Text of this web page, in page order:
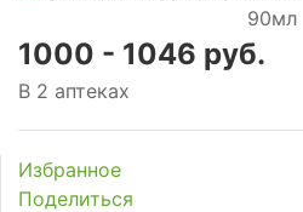
1000 - 1046 руб.
В 2 аптеках
Избранное
Поделиться